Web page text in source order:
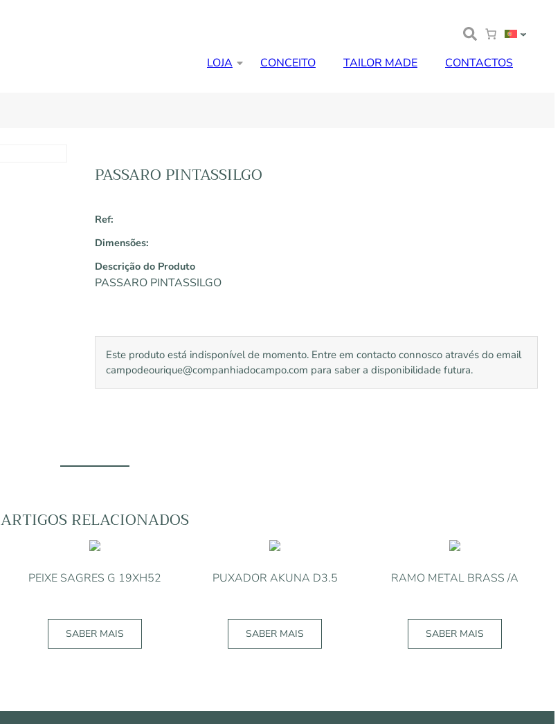
LOJA CONCEITO TAILOR MADE CONTACTOS
PASSARO PINTASSILGO
Ref:
Dimensões:
Descrição do Produto
PASSARO PINTASSILGO
Este produto está indisponível de momento. Entre em contacto connosco através do email
campodeourique@companhiadocampo.com para saber a disponibilidade futura.
ARTIGOS RELACIONADOS
PEIXE SAGRES G 19XH52
SABER MAIS
PUXADOR AKUNA D3.5
SABER MAIS
RAMO METAL BRASS /A
SABER MAIS